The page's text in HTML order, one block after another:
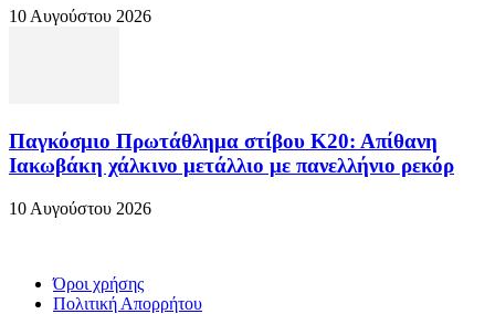
10 Αυγούστου 2026
Παγκόσμιο Πρωτάθλημα στίβου Κ20: Απίθανη
Ιακωβάκη χάλκινο μετάλλιο με πανελλήνιο ρεκόρ
10 Αυγούστου 2026
Όροι χρήσης
Πολιτική Απορρήτου